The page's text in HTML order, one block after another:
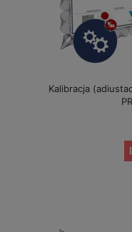
Kalibracja